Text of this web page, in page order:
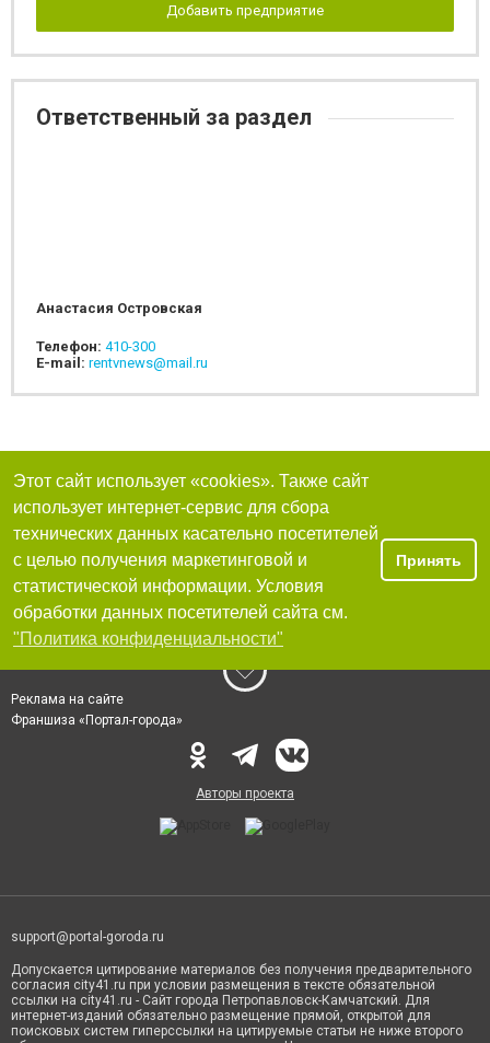
Добавить предприятие
Ответственный за раздел
Анастасия Островская
Телефон: 410-300
E-mail: rentvnews@mail.ru
Этот сайт использует «cookies». Также сайт
использует интернет-сервис для сбора
технических данных касательно посетителей
с целью получения маркетинговой и
статистической информации. Условия
обработки данных посетителей сайта см.
"Политика конфиденциальности"
Принять
Реклама на сайте
Франшиза «Портал-города»
Авторы проекта
support@portal-goroda.ru
Допускается цитирование материалов без получения предварительного
согласия city41.ru при условии размещения в тексте обязательной
ссылки на city41.ru - Сайт города Петропавловск-Камчатский. Для
интернет-изданий обязательно размещение прямой, открытой для
поисковых систем гиперссылки на цитируемые статьи не ниже второго